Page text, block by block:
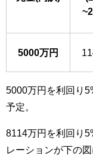
5000万円
5000万円を利回り
予定。
8114万円を利回り
レーションが下の図